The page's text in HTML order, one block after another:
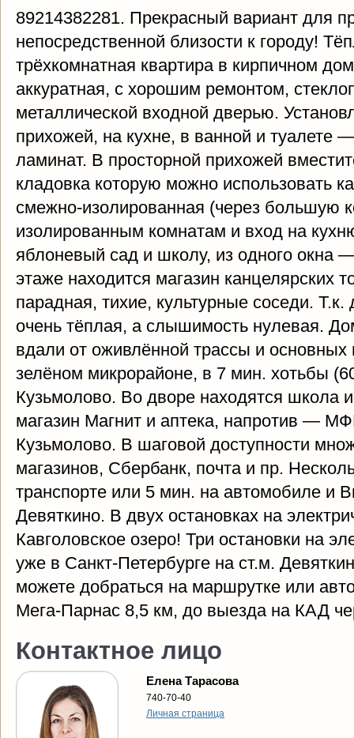
89214382281. Прекрасный вариант для
непосредственной близости к городу!
трёхкомнатная квартира в кирпичном
аккуратная, с хорошим ремонтом,
металлической входной дверью.
прихожей, на кухне, в ванной и туалете
ламинат. В просторной прихожей
кладовка которую можно использовать
смежно-изолированная (через большую
изолированным комнатам и вход на
яблоневый сад и школу, из одного окна
этаже находится магазин канцелярских
парадная, тихие, культурные соседи.
очень тёплая, а слышимость нулевая.
вдали от оживлённой трассы и основных
зелёном микрорайоне, в 7 мин. хотьбы
Кузьмолово. Во дворе находятся школа
магазин Магнит и аптека, напротив —
Кузьмолово. В шаговой доступности
магазинов, Сбербанк, почта и пр.
транспорте или 5 мин. на автомобиле и
Девяткино. В двух остановках на
Кавголовское озеро! Три остановки на
уже в Санкт-Петербурге на ст.м.
можете добраться на маршрутке или
Мега-Парнас 8,5 км, до выезда на КАД
Контактное лицо
Елена Тарасова
740-70-40
Личная страница